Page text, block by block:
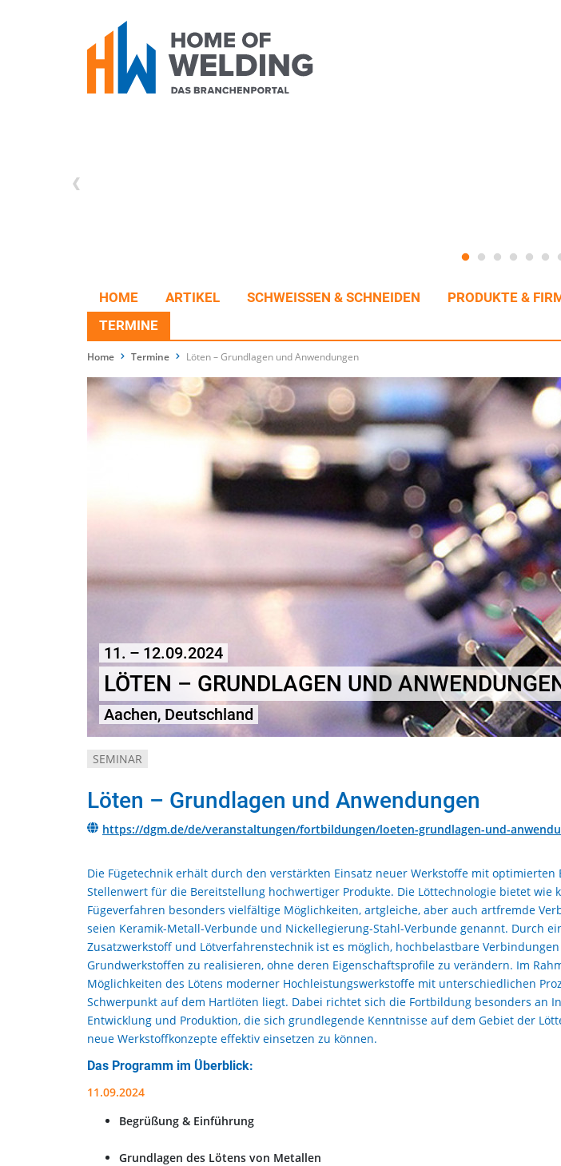
HOME ARTIKEL SCHWEISSEN & SCHNEIDEN PRODUKTE &
TERMINE
Home Termine Löten – Grundlagen und Anwendungen
11. – 12.09.2024
LÖTEN – GRUNDLAGEN UND
Aachen, Deutschland
SEMINAR
Löten – Grundlagen und Anwendungen
https://dgm.de/de/veranstaltungen/fortbildungen/loeten-grundlagen-und-
Die Fügetechnik erhält durch den verstärkten Einsatz neuer Werkstoffe mit optimierten
Stellenwert für die Bereitstellung hochwertiger Produkte. Die Löttechnologie bietet wie
Fügeverfahren besonders vielfältige Möglichkeiten, artgleiche, aber auch artfremde
seien Keramik-Metall-Verbunde und Nickellegierung-Stahl-Verbunde genannt. Durch
Zusatzwerkstoff und Lötverfahrenstechnik ist es möglich, hochbelastbare
Grundwerkstoffen zu realisieren, ohne deren Eigenschaftsprofile zu verändern. Im
Möglichkeiten des Lötens moderner Hochleistungswerkstoffe mit unterschiedlichen
Schwerpunkt auf dem Hartlöten liegt. Dabei richtet sich die Fortbildung besonders an
Entwicklung und Produktion, die sich grundlegende Kenntnisse auf dem Gebiet der
neue Werkstoffkonzepte effektiv einsetzen zu können.
Das Programm im Überblick:
11.09.2024
Begrüßung & Einführung
Grundlagen des Lötens von Metallen